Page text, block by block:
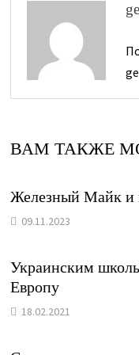
ВАМ ТАКЖЕ
Железный Майк и
09.11.2023
Украинским
Европу
18.02.2021